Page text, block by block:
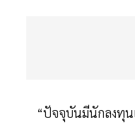
“ปัจจุบันมีนักลงทุน